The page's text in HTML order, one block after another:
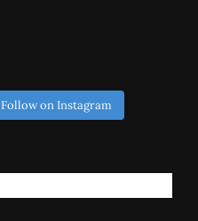
Follow on Instagram